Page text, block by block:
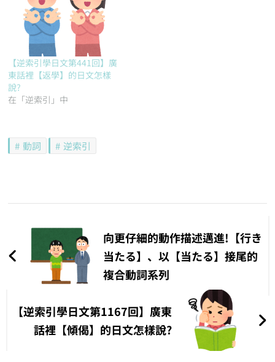
【逆索引學日文第441回】廣
東話裡【返學】的日文怎樣
說?
在「逆索引」中
動詞 逆索引
導
向更仔細的動作描述邁進!【行き
当たる】、以【当たる】接尾的
複合動詞系列
【逆索引學日文第1167回】廣東
話裡【傾偈】的日文怎樣說?